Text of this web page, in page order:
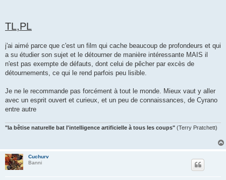
TL,PL
j'ai aimé parce que c'est un film qui cache beaucoup de profondeurs et qui
a su étudier son sujet et le détourner de manière intéressante MAIS il
n'est pas exempte de défauts, dont celui de pêcher par excès de
détournements, ce qui le rend parfois peu lisible.
Je ne le recommande pas forcément à tout le monde. Mieux vaut y aller
avec un esprit ouvert et curieux, et un peu de connaissances, de Cyrano
entre autre
"la bêtise naturelle bat l'intelligence artificielle à tous les coups" (Terry Pratchett)
Cuchurv
Banni